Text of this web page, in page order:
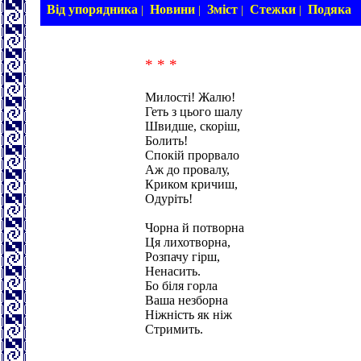
Від упорядника | Новини | Зміст | Стежки | Подяка
* * *
Милості! Жалю!
Геть з цього шалу
Швидше, скоріш,
Болить!
Спокій прорвало
Аж до провалу,
Криком кричиш,
Одуріть!
Чорна й потворна
Ця лихотворна,
Розпачу гірш,
Ненасить.
Бо біля горла
Ваша незборна
Ніжність як ніж
Стримить.